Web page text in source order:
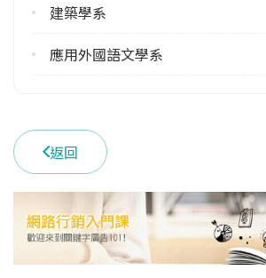
113學年度上學期
2
學系電話
(03)2656100
學系地址
桃園市中壢區中北路200號
建築學系
應用外國語文學系
返回